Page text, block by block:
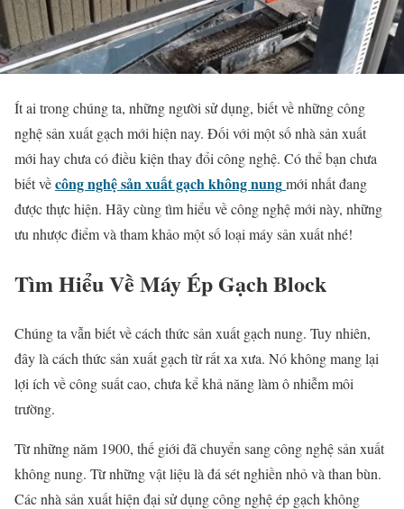
Ít ai trong chúng ta, những người sử dụng, biết về những công
nghệ sản xuất gạch mới hiện nay. Đối với một số nhà sản xuất
mới hay chưa có điều kiện thay đổi công nghệ. Có thể bạn chưa
biết vềcông nghệ sản xuất gạch không nungmới nhất đang
được thực hiện. Hãy cùng tìm hiểu về công nghệ mới này, những
ưu nhược điểm và tham khảo một số loại máy sản xuất nhé!
Tìm Hiểu Về Máy Ép Gạch Block
Chúng ta vẫn biết về cách thức sản xuất gạch nung. Tuy nhiên,
đây là cách thức sản xuất gạch từ rất xa xưa. Nó không mang lại
lợi ích về công suất cao, chưa kể khả năng làm ô nhiễm môi
trường.
Từ những năm 1900, thế giới đã chuyển sang công nghệ sản xuất
không nung. Từ những vật liệu là đá sét nghiền nhỏ và than bùn.
Các nhà sản xuất hiện đại sử dụng công nghệ ép gạch không